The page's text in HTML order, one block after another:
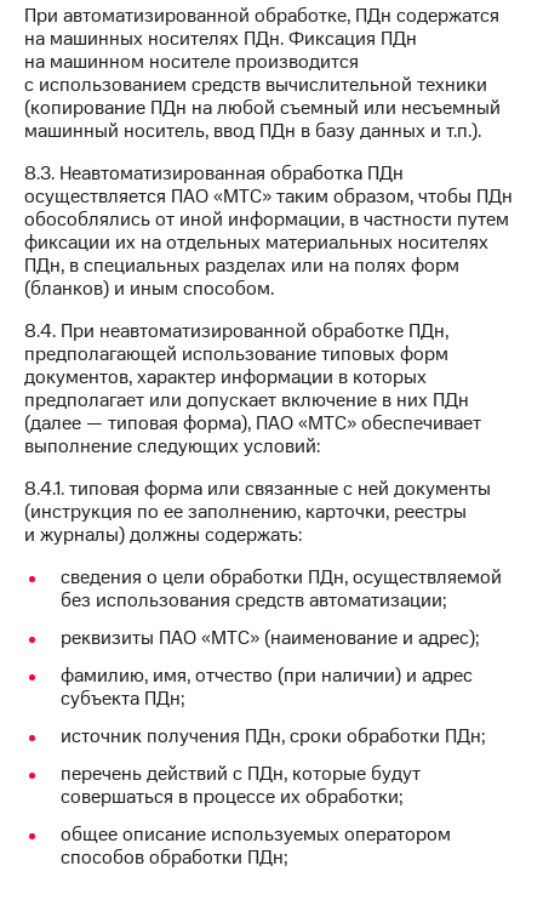
При автоматизированной обработке, ПДн содержатся
на машинных носителях ПДн. Фиксация ПДн
на машинном носителе производится
с использованием средств вычислительной техники
(копирование ПДн на любой съемный или несъемный
машинный носитель, ввод ПДн в базу данных и т.п.).
8.3. Неавтоматизированная обработка ПДн
осуществляется ПАО «МТС» таким образом, чтобы ПДн
обособлялись от иной информации, в частности путем
фиксации их на отдельных материальных носителях
ПДн, в специальных разделах или на полях форм
(бланков) и иным способом.
8.4. При неавтоматизированной обработке ПДн,
предполагающей использование типовых форм
документов, характер информации в которых
предполагает или допускает включение в них ПДн
(далее — типовая форма), ПАО «МТС» обеспечивает
выполнение следующих условий:
8.4.1. типовая форма или связанные с ней документы
(инструкция по ее заполнению, карточки, реестры
и журналы) должны содержать:
сведения о цели обработки ПДн, осуществляемой
без использования средств автоматизации;
реквизиты ПАО «МТС» (наименование и адрес);
фамилию, имя, отчество (при наличии) и адрес
субъекта ПДн;
источник получения ПДн, сроки обработки ПДн;
перечень действий с ПДн, которые будут
совершаться в процессе их обработки;
общее описание используемых оператором
способов обработки ПДн;